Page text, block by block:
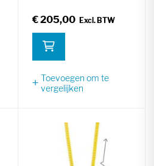
€ 205,00
Toevoegen om te
vergelijken